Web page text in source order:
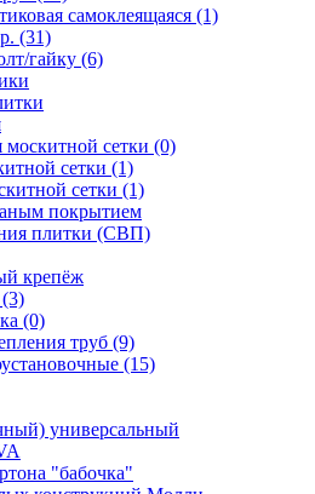
самоклеящаяся (1)
(31)
гайку (6)
сетки (0)
сетки (1)
сетки (1)
покрытием
плитки (СВП)
крепёж
(3)
(0)
труб (9)
(15)
универсальный
"бабочка"